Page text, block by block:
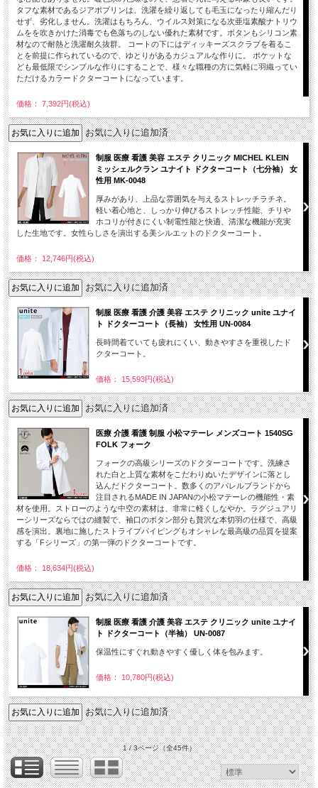
タフな素材であるジアポプリンは、洗濯を繰り返しても毛玉になったり縮んだり
せず、劣化しません。洗濯はもちろん、ウイルス対策になる次亜塩素酸ナトリウ
ムをを吹きかけた消毒でも色落ちのしない優れた素材です。ボタンもシリコン素
材なので耐熱と洗濯耐久抜群。 コートの下にはディッキーズスクラブを着るこ
とを前提に作られているので、ゆとりがあるカジュアルな作りに。 ポケットな
ども最低限でシンプルな作りにすることで、様々な職種の方に気軽に羽織ってい
ただけるカラードクターコートになっています。
価格： 7,392円(税込)
お気に入りに追加済
制服 医療 看護 美容 エステ クリニック MICHEL KLEIN
ミッシェルクラン ユナイト ドクターコート（七分袖） 女
性用 MK-0048
厚みがあり、上品な雰囲気を与えるストレッチラチネ。
軽い着心地と、しっかり伸びるストレッチ性能、チリや
ホコリが付きにくい制電性能と快適、清潔な機能が充実
した生地です。女性らしさを演出する美シルエットのドクターコート。
価格： 12,746円(税込)
お気に入りに追加済
制服 医療 看護 介護 美容 エステ クリニック unite ユナイ
ト ドクターコート（長袖） 女性用 UN-0084
長時間着ていても疲れにくい、動きやすさを重視したド
クターコート。
価格： 15,593円(税込)
お気に入りに追加済
医療 介護 看護 制服 小松マテーレ メンズコート 1540SG
FOLK フォーク
フォークの高級シリーズのドクターコートです。洗練さ
れた白と上質な素材をこだわりぬいたデザインに落とし
込んだドクターコート。数多くのアパレルブランドから
注目されるMADE IN JAPANの小松マテーレの機能性・素
材を使用。ストローのような中空の素材は、非常に軽くしなやか。ラグジュアリ
ーシリーズならではの縫製で、袖口のボタン部分も贅沢な本切羽の仕様で、高級
感を演出。裏地に施したストライプパイピングもオシャレな最高級の品質を提案
する「Fシリーズ」の第一弾のドクターコートです。
価格： 18,634円(税込)
お気に入りに追加済
制服 医療 看護 介護 美容 エステ クリニック unite ユナイ
ト ドクターコート（半袖） UN-0087
保温性にすぐれ動きやすく優しく体を包みます。
価格： 10,780円(税込)
お気に入りに追加済
1 / 3ページ（全45件）